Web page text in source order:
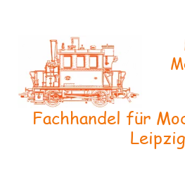
Fachhandel für
Leipzig